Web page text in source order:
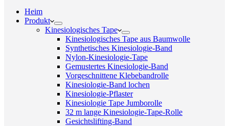
Heim
Produkt
Kinesiologisches Tape
Kinesiologisches Tape aus Baumwolle
Synthetisches Kinesiologie-Band
Nylon-Kinesiologie-Tape
Gemustertes Kinesiologie-Band
Vorgeschnittene Klebebandrolle
Kinesiologie-Band lochen
Kinesiologie-Pflaster
Kinesiologie Tape Jumborolle
32 m lange Kinesiologie-Tape-Rolle
Gesichtslifting-Band